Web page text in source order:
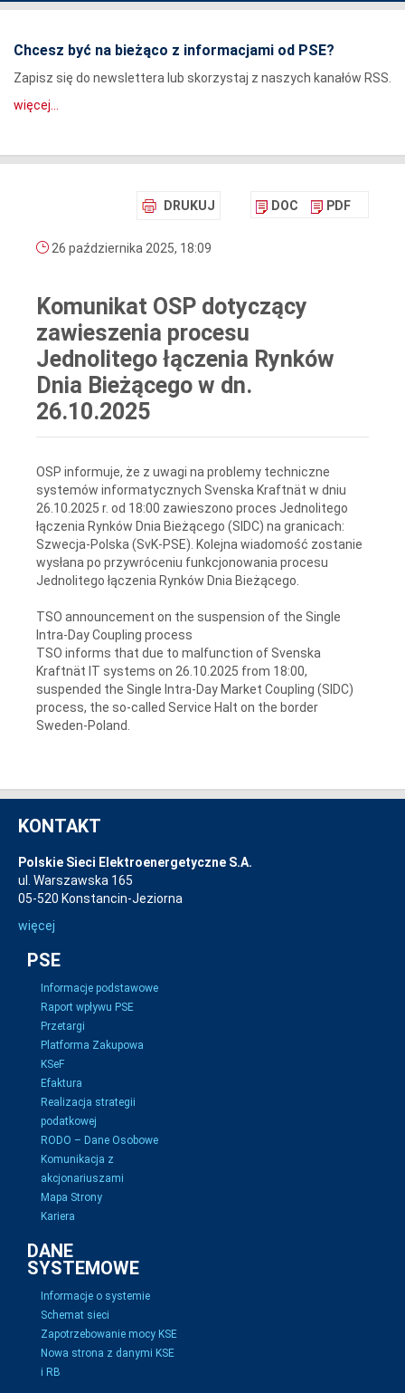
Chcesz być na bieżąco z informacjami od PSE?
Zapisz się do newslettera lub skorzystaj z naszych kanałów RSS.
więcej...
DRUKUJ DOC PDF
26 października 2025, 18:09
Komunikat OSP dotyczący
zawieszenia procesu
Jednolitego łączenia Rynków
Dnia Bieżącego w dn.
26.10.2025
OSP informuje, że z uwagi na problemy techniczne
systemów informatycznych Svenska Kraftnät w dniu
26.10.2025 r. od 18:00 zawieszono proces Jednolitego
łączenia Rynków Dnia Bieżącego (SIDC) na granicach:
Szwecja-Polska (SvK-PSE). Kolejna wiadomość zostanie
wysłana po przywróceniu funkcjonowania procesu
Jednolitego łączenia Rynków Dnia Bieżącego.
TSO announcement on the suspension of the Single
Intra-Day Coupling process
TSO informs that due to malfunction of Svenska
Kraftnät IT systems on 26.10.2025 from 18:00,
suspended the Single Intra-Day Market Coupling (SIDC)
process, the so-called Service Halt on the border
Sweden-Poland.
KONTAKT
Polskie Sieci Elektroenergetyczne S.A.
ul. Warszawska 165
05-520 Konstancin-Jeziorna
więcej
PSE
Informacje podstawowe
Raport wpływu PSE
Przetargi
Platforma Zakupowa
KSeF
Efaktura
Realizacja strategii
podatkowej
RODO – Dane Osobowe
Komunikacja z
akcjonariuszami
Mapa Strony
Kariera
DANE
SYSTEMOWE
Informacje o systemie
Schemat sieci
Zapotrzebowanie mocy KSE
Nowa strona z danymi KSE
i RB